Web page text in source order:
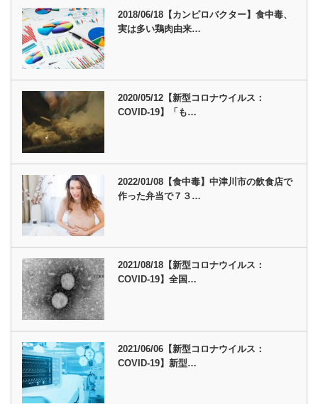
2018/06/18【カンピロバクター】食中毒、
実は多い鶏肉由来…
2020/05/12【新型コロナウイルス：
COVID-19】「も…
2022/01/08【食中毒】中津川市の飲食店で
作った弁当で７３…
2021/08/18【新型コロナウイルス：
COVID-19】全国…
2021/06/06【新型コロナウイルス：
COVID-19】新型…